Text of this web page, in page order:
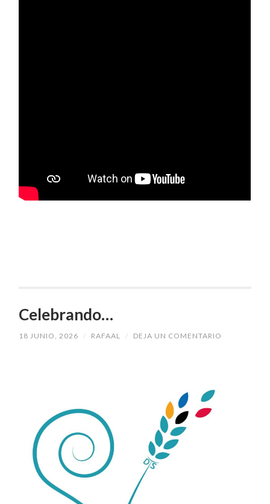
Celebrando…
18 JUNIO, 2026 / RAFAAL / DEJA UN COMENTARIO